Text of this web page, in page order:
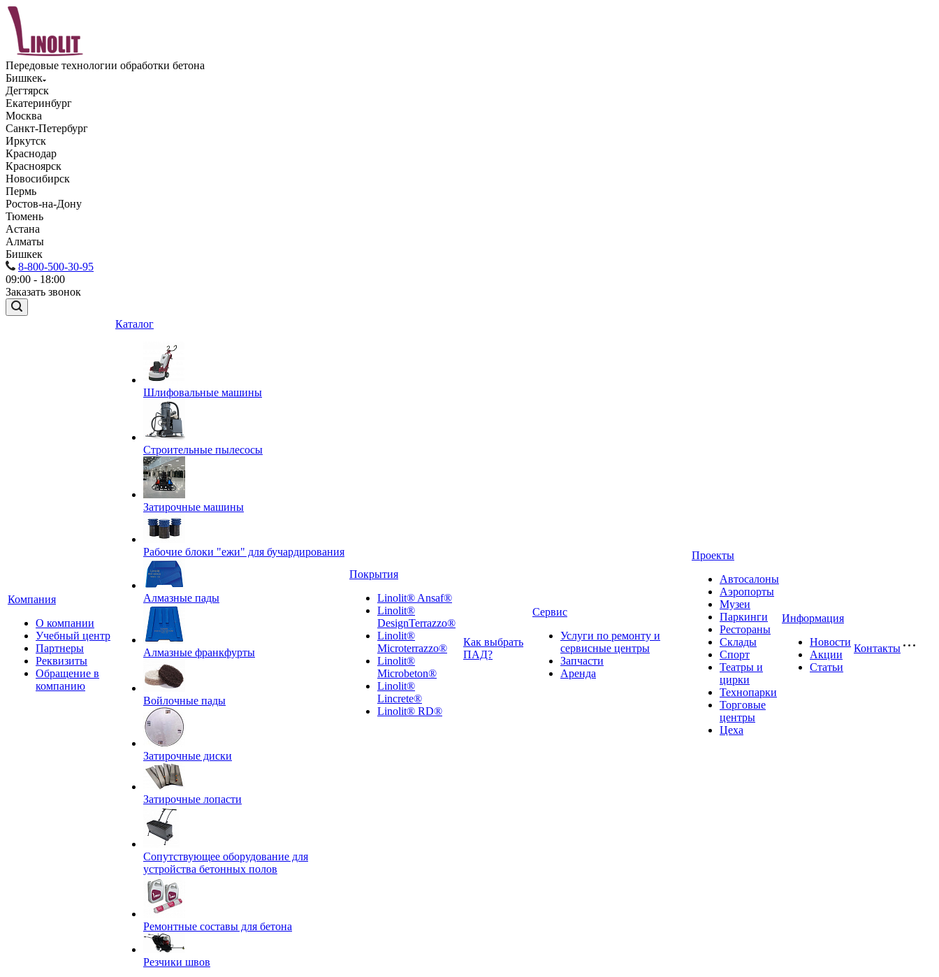
Передовые технологии обработки бетона
Бишкек
Дегтярск
Екатеринбург
Москва
Санкт-Петербург
Иркутск
Краснодар
Красноярск
Новосибирск
Пермь
Ростов-на-Дону
Тюмень
Астана
Алматы
Бишкек
8-800-500-30-95
09:00 - 18:00
Заказать звонок
Компания
О компании
Учебный центр
Партнеры
Реквизиты
Обращение в
компанию
Каталог
Шлифовальные машины
Строительные пылесосы
Затирочные машины
Рабочие блоки "ежи" для бучардирования
Алмазные пады
Алмазные франкфурты
Войлочные пады
Затирочные диски
Затирочные лопасти
Сопутствующее оборудование для
устройства бетонных полов
Ремонтные составы для бетона
Резчики швов
Покрытия
Linolit® Ansaf®
Linolit®
DesignTerrazzo®
Linolit®
Microterrazzo®
Linolit®
Microbeton®
Linolit®
Lincrete®
Linolit® RD®
Как выбрать
ПАД?
Сервис
Услуги по ремонту и
сервисные центры
Запчасти
Аренда
Проекты
Автосалоны
Аэропорты
Музеи
Паркинги
Рестораны
Склады
Спорт
Театры и
цирки
Технопарки
Торговые
центры
Цеха
Информация
Новости
Акции
Статьи
Контакты